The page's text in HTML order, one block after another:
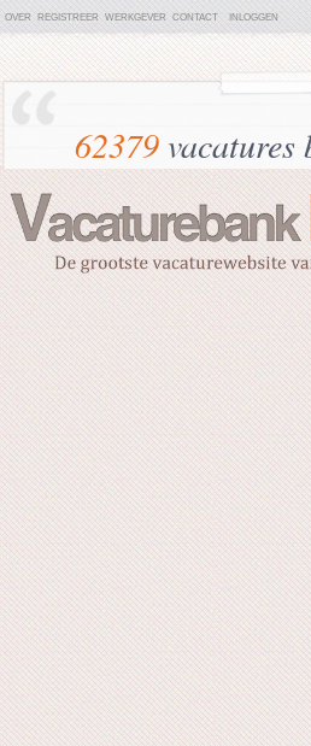
OVER REGISTREER WERKGEVER CONTACT INLOGGEN
62379vacatures